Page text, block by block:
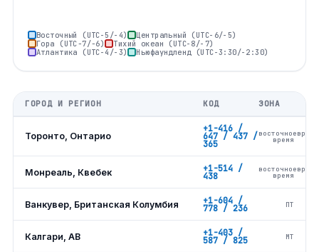
Восточный (UTC-5/-4)
Центральный (UTC-6/-5)
Гора (UTC−7/−6)
Тихий океан (UTC-8/-7)
Атлантика (UTC-4/-3)
Ньюфаундленд (UTC-3:30/-2:30)
ГОРОД И РЕГИОН КОД ЗОНА
Торонто, Онтарио
+1-416 /
647 / 437 /
365 время
Монреаль, Квебек +1-514 /
438 время
Ванкувер, Британская Колумбия +1-604 /
778 / 236 ПТ
Калгари, AB +1-403 /
587 / 825 МТ